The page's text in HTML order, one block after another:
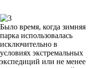
Было время, когда зимняя
парка использовалась
исключительно в
условиях экстремальных
экспедиций или не менее